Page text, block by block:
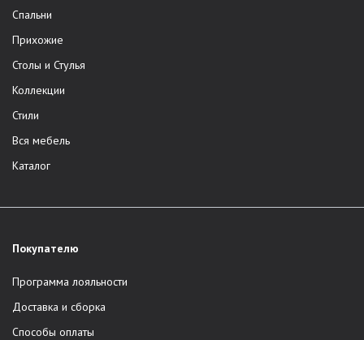
Спальни
Прихожие
Столы и Стулья
Коллекции
Стили
Вся мебель
Каталог
Покупателю
Программа лояльности
Доставка и сборка
Способы оплаты